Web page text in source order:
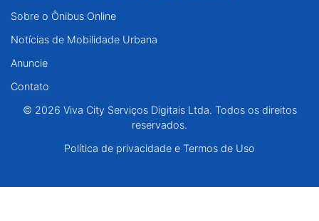
Norte
Sobre o Ônibus Online
Notícias de Mobilidade Urbana
Anuncie
Contato
© 2026 Viva City Serviços Digitais Ltda. Todos os direitos
reservados.
Política de privacidade e Termos de Uso